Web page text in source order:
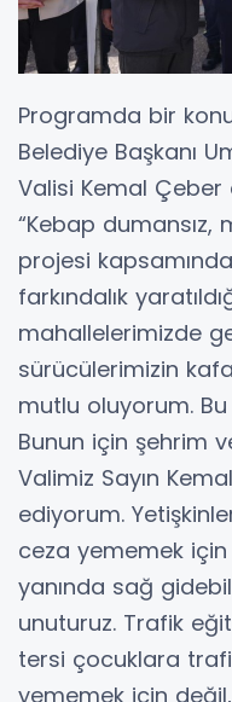
Programda bir
Belediye Başkanı
Valisi Kemal
“Kebap dumansız,
projesi
farkındalık
mahallelerimizde
sürücülerimizin
mutlu oluyorum.
Bunun için şehrim
Valimiz Sayın
ediyorum.
ceza yememek için
yanında sağ
unuturuz. Trafik
tersi çocuklara
yememek için